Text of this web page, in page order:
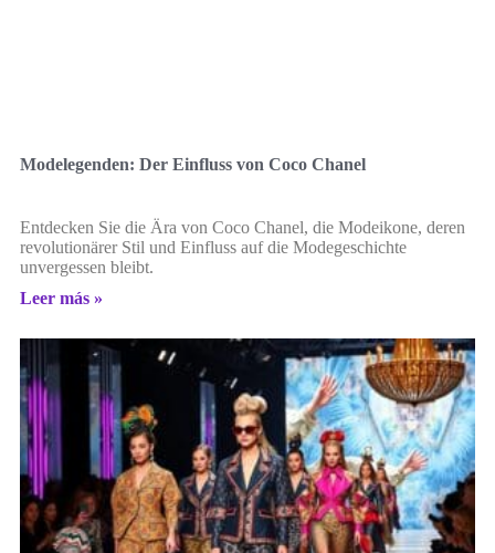
Modelegenden: Der Einfluss von Coco Chanel
Entdecken Sie die Ära von Coco Chanel, die Modeikone, deren
revolutionärer Stil und Einfluss auf die Modegeschichte
unvergessen bleibt.
Leer más »